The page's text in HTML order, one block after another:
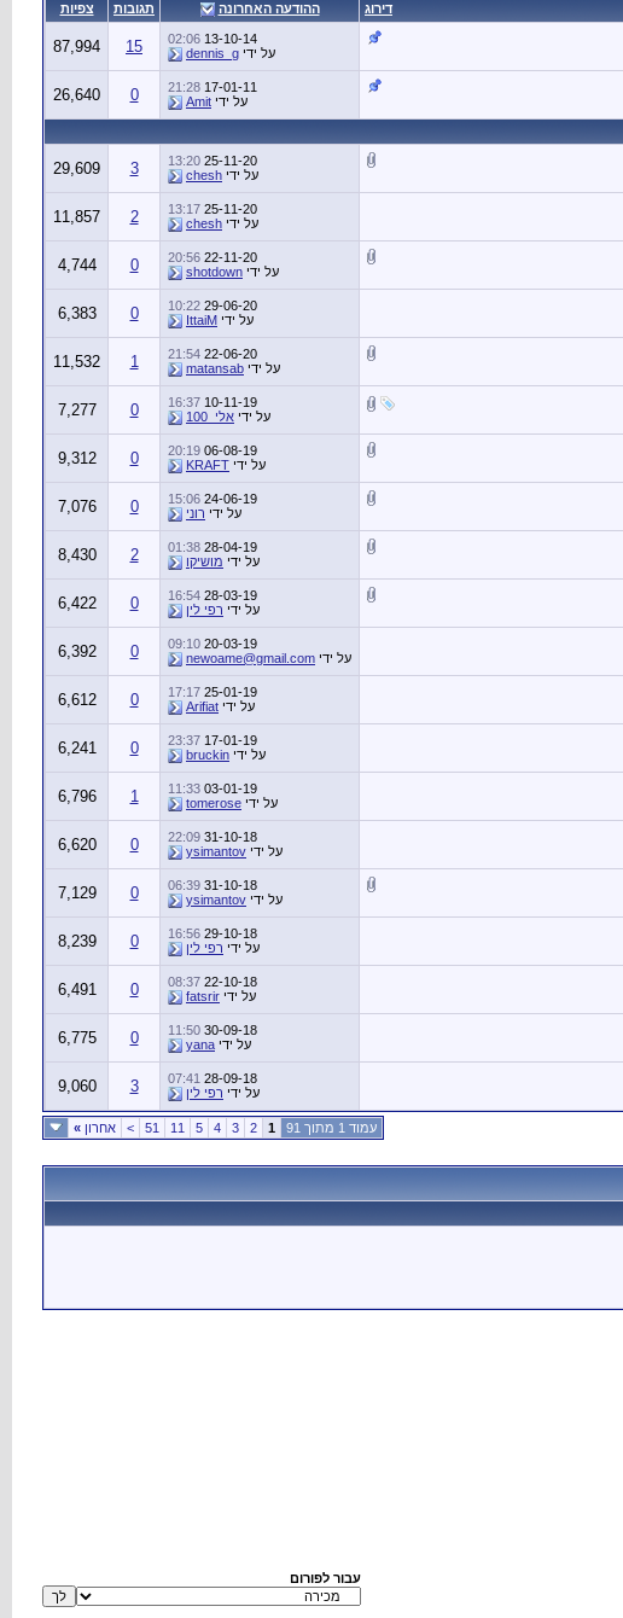
דירוג ההודעה האחרונה תגובות צפיות
13-10-14
02:06
על ידי dennis_g
15
87,994
17-01-11
21:28
על ידי Amit
0
26,640
25-11-20
13:20
על ידי chesh
3
29,609
25-11-20
13:17
על ידי chesh
2
11,857
22-11-20
20:56
על ידי shotdown
0
4,744
29-06-20
10:22
על ידי IttaiM
0
6,383
22-06-20
21:54
על ידי matansab
1
11,532
10-11-19
16:37
על ידי אלי_100 0
7,277
06-08-19
20:19
על ידי KRAFT
0
9,312
24-06-19
15:06
על ידי רוני 0
7,076
28-04-19
01:38
על ידי מושיקו 2
8,430
28-03-19
16:54
על ידי רפי לין 0
6,422
20-03-19
09:10
על ידי newoame@gmail.com
0
6,392
25-01-19
17:17
על ידי Arifiat
0
6,612
17-01-19
23:37
על ידי bruckin
0
6,241
03-01-19
11:33
על ידי tomerose
1
6,796
31-10-18
22:09
על ידי ysimantov
0
6,620
31-10-18
06:39
על ידי ysimantov
0
7,129
29-10-18
16:56
על ידי רפי לין 0
8,239
22-10-18
08:37
על ידי fatsrir
0
6,491
30-09-18
11:50
על ידי yana
0
6,775
28-09-18
07:41
על ידי רפי לין 3
9,060
עמוד 1 מתוך 91 1
2
3
4
5
11
51
> אחרון »
עבור לפורום